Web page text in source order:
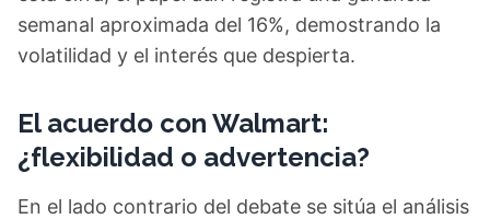
semanal aproximada del 16%, demostrando la
volatilidad y el interés que despierta.
El acuerdo con Walmart:
¿flexibilidad o advertencia?
En el lado contrario del debate se sitúa el análisis